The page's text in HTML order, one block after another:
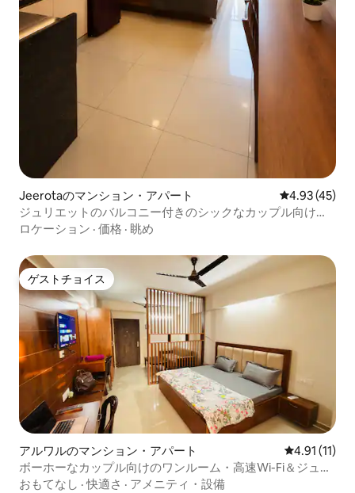
Jeerotaのマンション・アパート レビュー45
4.93 (45)
ジュリエットのバルコニー付きのシックなカップル向けの
ワンルーム|高速Wi-Fi
ロケーション · 価格 · 眺め
ゲストチョイス
ゲストチョイス
アルワルのマンション・アパート レビュー11
4.91 (11)
ボーホーなカップル向けのワンルーム・高速Wi-Fi＆ジュリ
エットバルコニー
おもてなし ·快適さ · アメニティ・設備